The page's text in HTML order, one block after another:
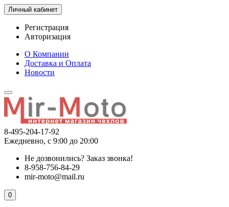
Личный кабинет
Регистрация
Авторизация
О Компании
Доставка и Оплата
Новости
8-495-204-17-92
Ежедневно, с 9:00 до 20:00
Не дозвонились? Заказ звонка!
8-958-756-84-29
mir-moto@mail.ru
0